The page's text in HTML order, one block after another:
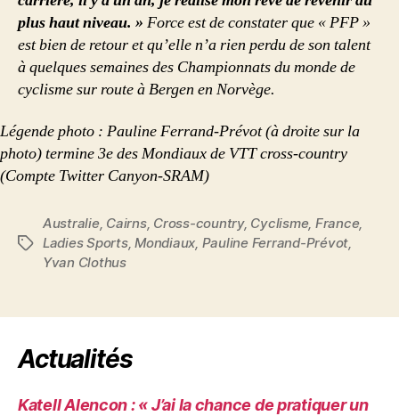
plus haut niveau. » Force est de constater que « PFP »
est bien de retour et qu’elle n’a rien perdu de son talent
à quelques semaines des Championnats du monde de
cyclisme sur route à Bergen en Norvège.
Légende photo : Pauline Ferrand-Prévot (à droite sur la
photo) termine 3e des Mondiaux de VTT cross-country
(Compte Twitter Canyon-SRAM)
Étiquettes
Australie, Cairns, Cross-country, Cyclisme, France,
Ladies Sports,Mondiaux, Pauline Ferrand-Prévot,
Yvan Clothus
Actualités
Katell Alencon : « J’ai la chance de pratiquer un